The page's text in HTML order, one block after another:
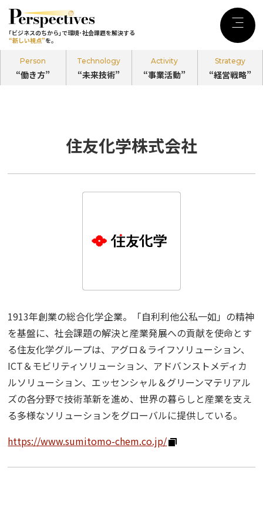
｢ビジネスのちから｣で環境･社会課題を解決する
“新しい視点”を。
Person
“働き方”
Technology
“未来技術”
Activity
“事業活動”
Strategy
“経営戦略”
記事カテゴリ
“働き方”のPerspectives
Strategy
“経営戦略” のPerspectives
社外取締役の肖像
有識者の視点
｢ビジネスのちから｣で環境･社会課題を解決する
“新しい視点”を。
住友化学株式会社
1913年創業の総合化学企業。「自利利他公私一如」の精神
を基盤に、社会課題の解決と産業発展への貢献を使命とす
る住友化学グループは、アグロ＆ライフソリューション、
ICT＆モビリティソリューション、アドバンストメディカ
ルソリューション、エッセンシャル＆グリーンマテリアル
ズの各分野で技術革新を進め、世界の暮らしと産業を支え
る多様なソリューションをグローバルに提供している。
https://www.sumitomo-chem.co.jp/